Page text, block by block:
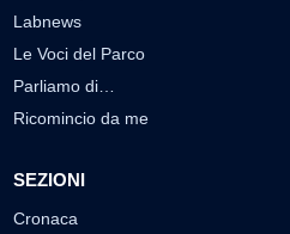
Labnews
Le Voci del Parco
Parliamo di…
Ricomincio da me
SEZIONI
Cronaca